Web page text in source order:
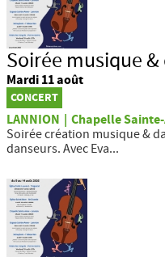
Soirée musique &
Mardi 11 août
CONCERT
LANNION Chapelle
Soirée création musique &
danseurs. Avec Eva...